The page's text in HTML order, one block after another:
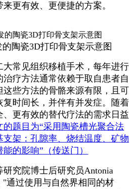
更有效、更便捷的方案。
陶瓷3D打印骨支架示意图
大常见组织移植手术，每年进行
疗方法通常依赖于取自患者自
些方法的骨骼来源有限，且可
时间长，并伴有并发症。随着
、更有效的替代疗法的需求日益
的题目为“采用陶瓷槽光聚合法
架：孔隙率、烧结温度、矿物
的影响”（传送门）
究院博士后研究员Antonia
"通过使用与自然界相同的材